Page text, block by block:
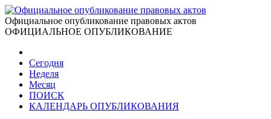
Официальное опубликование правовых актов
ОФИЦИАЛЬНОЕ ОПУБЛИКОВАНИЕ
Сегодня
Неделя
Месяц
ПОИСК
КАЛЕНДАРЬ ОПУБЛИКОВАНИЯ